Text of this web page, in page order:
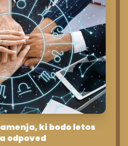
ki bodo letos
odpoved